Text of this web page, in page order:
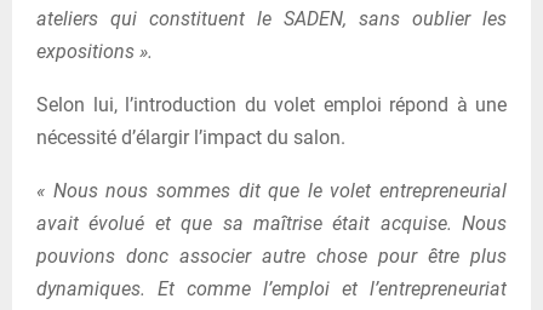
ateliers qui constituent le SADEN, sans oublier les
expositions ».
Selon lui, l’introduction du volet emploi répond à une
nécessité d’élargir l’impact du salon.
« Nous nous sommes dit que le volet entrepreneurial
avait évolué et que sa maîtrise était acquise. Nous
pouvions donc associer autre chose pour être plus
dynamiques. Et comme l’emploi et l’entrepreneuriat